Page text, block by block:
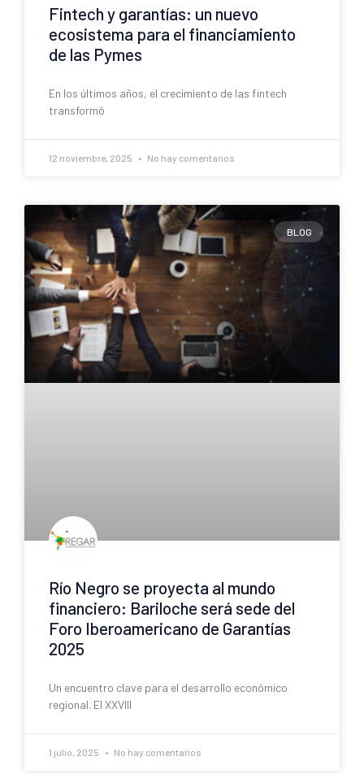
Fintech y garantías: un nuevo
ecosistema para el financiamiento
de las Pymes
En los últimos años, el crecimiento de las fintech
transformó
12 noviembre, 2025 No hay comentarios
BLOG
Río Negro se proyecta al mundo
financiero: Bariloche será sede del
Foro Iberoamericano de Garantías
2025
Un encuentro clave para el desarrollo económico
regional. El XXVIII
1 julio, 2025 No hay comentarios